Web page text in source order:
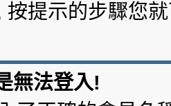
按提示的步驟您
無法登入!